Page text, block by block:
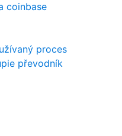
coinbase
proces
převodník